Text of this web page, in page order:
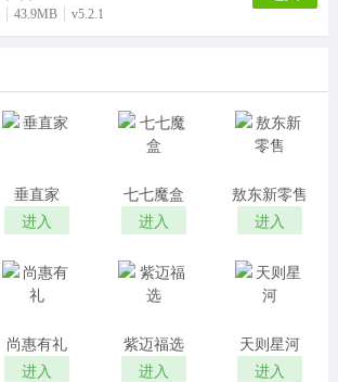
43.9MB v5.2.1
垂直家
进入
七七魔盒
进入
敖东新零售
进入
尚惠有礼
进入
紫迈福选
进入
天则星河
进入